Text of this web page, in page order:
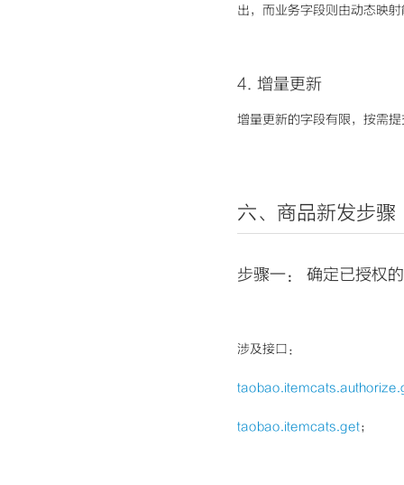
出，而业务字段则由动态映
4. 增量更新
增量更新的字段有限，按需
六、商品新发步骤
步骤一： 确定已授权
涉及接口：
taobao.itemcats.get；